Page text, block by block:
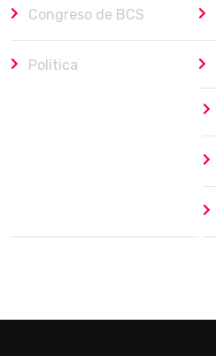
Congreso de BCS
Política